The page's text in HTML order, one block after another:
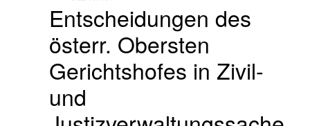
Entscheidungen des
österr. Obersten
Gerichtshofes in Zivil-
und